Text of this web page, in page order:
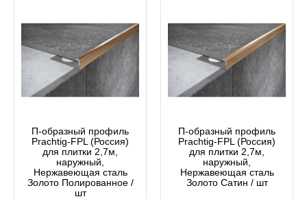
П-образный профиль
Prachtig-FPL (Россия)
для плитки 2,7м,
наружный,
Нержавеющая сталь
Золото Полированное /
шт
П-образный профиль
Prachtig-FPL (Россия)
для плитки 2,7м,
наружный,
Нержавеющая сталь
Золото Сатин / шт